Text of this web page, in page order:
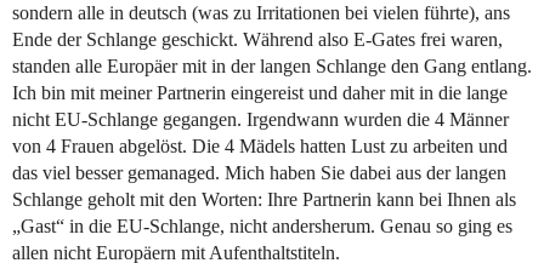
sondern alle in deutsch (was zu Irritationen bei vielen führte), ans
Ende der Schlange geschickt. Während also E-Gates frei waren,
standen alle Europäer mit in der langen Schlange den Gang entlang.
Ich bin mit meiner Partnerin eingereist und daher mit in die lange
nicht EU-Schlange gegangen. Irgendwann wurden die 4 Männer
von 4 Frauen abgelöst. Die 4 Mädels hatten Lust zu arbeiten und
das viel besser gemanaged. Mich haben Sie dabei aus der langen
Schlange geholt mit den Worten: Ihre Partnerin kann bei Ihnen als
„Gast“ in die EU-Schlange, nicht andersherum. Genau so ging es
allen nicht Europäern mit Aufenthaltstiteln.